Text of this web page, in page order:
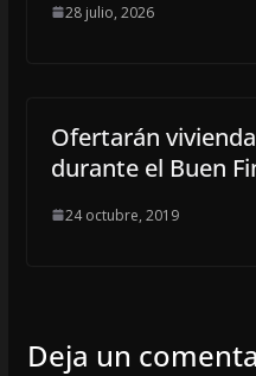
28 julio, 2026
Ofertarán
durante el Buen
24 octubre, 2019
Deja un